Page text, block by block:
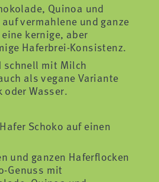
Quinoa und
vermahlene und ganze
kernige, aber
Haferbrei-Konsistenz.
schnell mit Milch
als vegane Variante
Wasser.
Schoko auf einen
und ganzen Haferflocken
Genuss mit